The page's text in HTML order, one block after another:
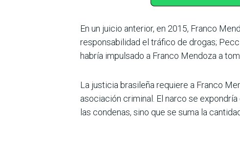
En un juicio anterior, en 2015, Franco
res­ponsabilidad el tráfico de drogas;
habría impulsado a Franco Mendoza a
La justicia brasileña requiere a Franco
asociación crimi­nal. El narco se
las condenas, sino que se suma la